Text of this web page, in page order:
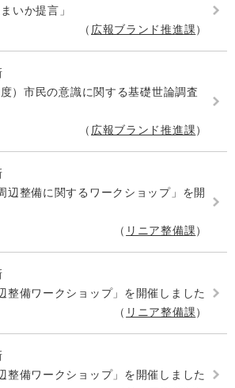
いか提言」
広報ブランド推進課
）市民の意識に関する基礎世論調査
広報ブランド推進課
辺整備に関するワークショップ」を開
リニア整備課
整備ワークショップ」を開催しました
リニア整備課
整備ワークショップ」を開催しました